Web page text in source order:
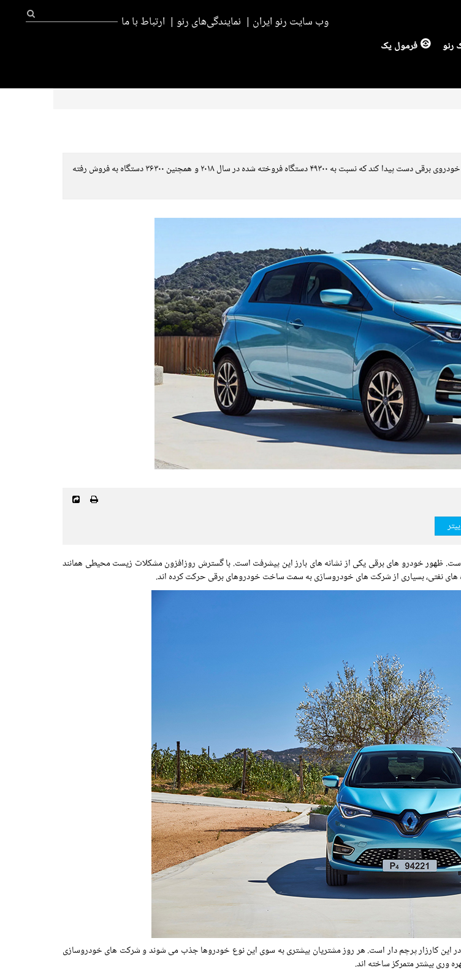
وب سایت رنو ایران نمایندگی‌های رنو ارتباط با ما
رنو فرمول یک
شرکت خودروسازی رنو در سال ۲۰۱۹ میلادی توانست به رکورد فروش جهانی ۶۲۴۴۷ دستگاه خودروی برقی دست پیدا کند که نسبت به ۴۹۳۰۰ دستگاه فروخته شده در سال ۲۰۱۸ و همچنین ۳۶۳۰۰ دستگاه به فروش رفته
ظهور خودرو های برقی یکی از نشانه های بارز این پیشرفت است. با گسترش روزافزون مشکلات زیست محیطی همانند
های نفتی، بسیاری از شرکت های خودروسازی به سمت ساخت خودروهای برقی حرکت کرده اند.
در این کارزار پرچم دار است. هر روز مشتریان بیشتری به سوی این نوع خودروها جذب می شوند و شرکت های خودروسازی
وری بیشتر متمرکز ساخته اند.